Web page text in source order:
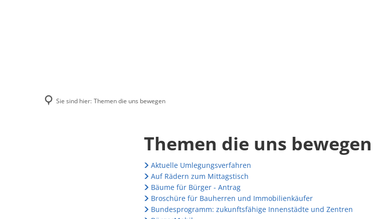
Sie sind hier: Themen die uns bewegen
Themen die uns bewegen
Aktuelle Umlegungsverfahren
Auf Rädern zum Mittagstisch
Bäume für Bürger - Antrag
Broschüre für Bauherren und Immobilienkäufer
Bundesprogramm: zukunftsfähige Innenstädte und Zentren